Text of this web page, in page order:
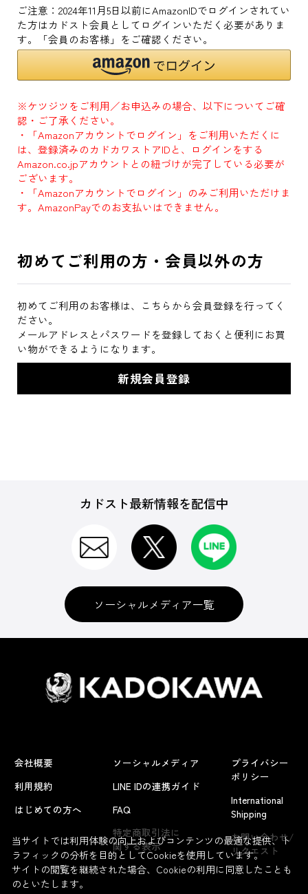
ご注意：2024年11月5日以前にAmazonIDでログインされてい
た方はカドスト会員としてログインいただく必要がありま
す。「会員のお客様」をご確認ください。
※ケツジツをご利用／お申込みの場合、以下についてご確
認・ご了承ください。
・「Amazonアカウントでログイン」をご利用いただくに
は、登録済みのカドカワストアIDと、ログインをする
Amazon.co.jpアカウントとの紐づけが完了している必要が
ございます。
・「Amazonアカウントでログイン」のみご利用いただけま
す。AmazonPayでのお支払いはできません。
初めてご利用の方・会員以外の方
初めてご利用のお客様は、こちらから会員登録を行ってく
ださい。
メールアドレスとパスワードを登録しておくと便利にお買
い物ができるようになります。
カドスト最新情報を配信中
ソーシャルメディア一覧
会社概要
利用規約
はじめての方へ
ソーシャルメディア
LINE IDの連携ガイド
FAQ
特定商取引法に
関する表示
プライバシー
ポリシー
International
Shipping
お問い合わせ/
リクエスト
当サイトでは利用体験の向上およびコンテンツの最適な提供、ト
ラフィックの分析を目的としてCookieを使用しています。
サイトの閲覧を継続された場合、Cookieの利用に同意したことも
のといたします。